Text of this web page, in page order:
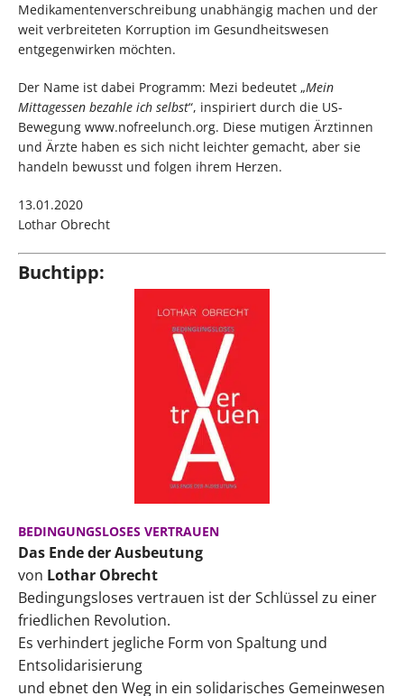
Medikamentenverschreibung unabhängig machen und der
weit verbreiteten Korruption im Gesundheitswesen
entgegenwirken möchten.
Der Name ist dabei Programm: Mezi bedeutet „Mein
Mittagessen bezahle ich selbst“, inspiriert durch die US-
Bewegung www.nofreelunch.org. Diese mutigen Ärztinnen
und Ärzte haben es sich nicht leichter gemacht, aber sie
handeln bewusst und folgen ihrem Herzen.
13.01.2020
Lothar Obrecht
Buchtipp:
BEDINGUNGSLOSES VERTRAUEN
Das Ende der Ausbeutung
von Lothar Obrecht
Bedingungsloses vertrauen ist der Schlüssel zu einer
friedlichen Revolution.
Es verhindert jegliche Form von Spaltung und
Entsolidarisierung
und ebnet den Weg in ein solidarisches Gemeinwesen